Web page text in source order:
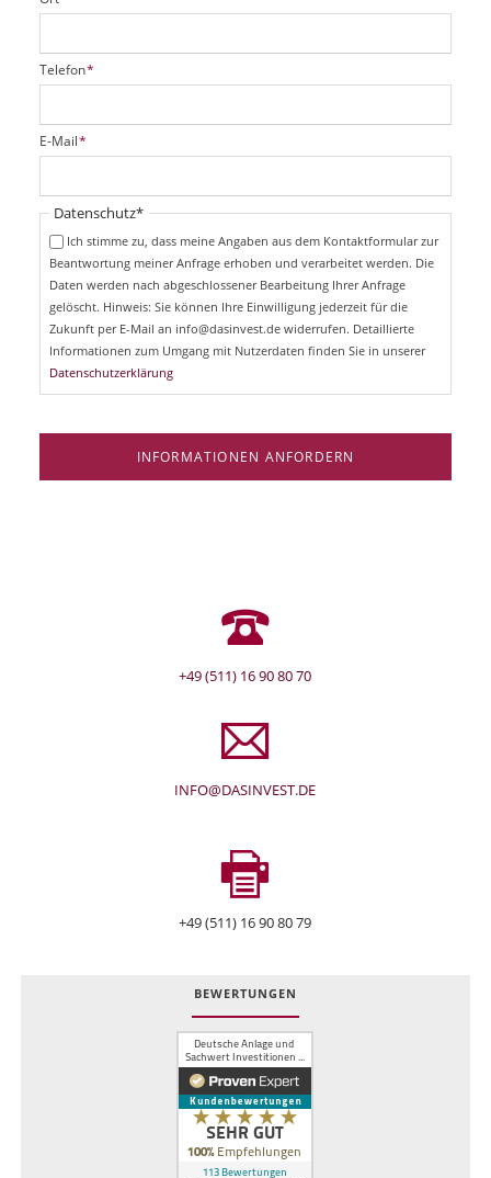
P
f
i
c
t
f
Telefon*
P
f
i
E-Mail*
Pflichtfeld
Datenschutz*
Ich stimme zu, dass meine Angaben aus dem Kontaktformular zur
Beantwortung meiner Anfrage erhoben und verarbeitet werden. Die
Daten werden nach abgeschlossener Bearbeitung Ihrer Anfrage
gelöscht. Hinweis: Sie können Ihre Einwilligung jederzeit für die
Zukunft per E-Mail an info@dasinvest.de widerrufen. Detaillierte
Informationen zum Umgang mit Nutzerdaten finden Sie in unserer
Datenschutzerklärung
INFORMATIONEN ANFORDERN
+49 (511) 16 90 80 70
INFO@DASINVEST.DE
+49 (511) 16 90 80 79
BEWERTUNGEN